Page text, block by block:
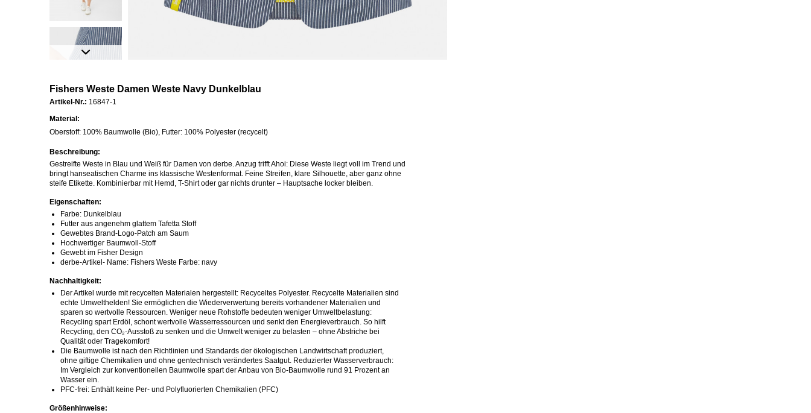
Fishers Weste Damen Weste Navy Dunkelblau
Artikel-Nr.: 16847-1
Material:
Oberstoff: 100% Baumwolle (Bio), Futter: 100% Polyester (recycelt)
Beschreibung:
Gestreifte Weste in Blau und Weiß für Damen von derbe. Anzug trifft Ahoi: Diese Weste liegt voll im Trend und
bringt hanseatischen Charme ins klassische Westenformat. Feine Streifen, klare Silhouette, aber ganz ohne
steife Etikette. Kombinierbar mit Hemd, T-Shirt oder gar nichts drunter – Hauptsache locker bleiben.
Eigenschaften:
Farbe: Dunkelblau
Futter aus angenehm glattem Tafetta Stoff
Gewebtes Brand-Logo-Patch am Saum
Hochwertiger Baumwoll-Stoff
Gewebt im Fisher Design
derbe-Artikel- Name: Fishers Weste Farbe: navy
Nachhaltigkeit:
Der Artikel wurde mit recycelten Materialen hergestellt: Recyceltes Polyester. Recycelte Materialien sind
echte Umwelthelden! Sie ermöglichen die Wiederverwertung bereits vorhandener Materialien und
sparen so wertvolle Ressourcen. Weniger neue Rohstoffe bedeuten weniger Umweltbelastung:
Recycling spart Erdöl, schont wertvolle Wasserressourcen und senkt den Energieverbrauch. So hilft
Recycling, den CO₂-Ausstoß zu senken und die Umwelt weniger zu belasten – ohne Abstriche bei
Qualität oder Tragekomfort!
Die Baumwolle ist nach den Richtlinien und Standards der ökologischen Landwirtschaft produziert,
ohne giftige Chemikalien und ohne gentechnisch verändertes Saatgut. Reduzierter Wasserverbrauch:
Im Vergleich zur konventionellen Baumwolle spart der Anbau von Bio-Baumwolle rund 91 Prozent an
Wasser ein.
PFC-frei: Enthält keine Per- und Polyfluorierten Chemikalien (PFC)
Größenhinweise: